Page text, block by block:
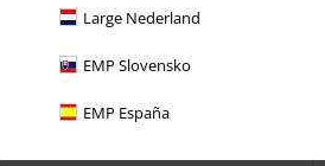
Large Nederland
EMP Slovensko
EMP España